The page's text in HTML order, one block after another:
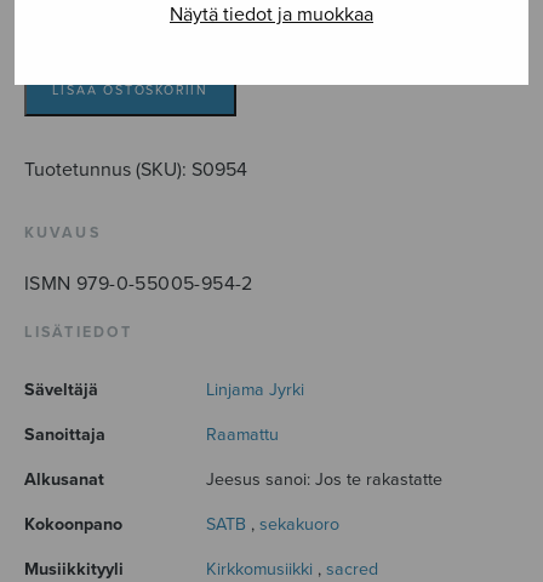
Näytä tiedot ja muokkaa
määräLISÄÄ OSTOSKORIIN
Tuotetunnus (SKU): S0954
KUVAUS
ISMN 979-0-55005-954-2
LISÄTIEDOT
Säveltäjä Linjama Jyrki
Sanoittaja Raamattu
Alkusanat Jeesus sanoi: Jos te rakastatte
Kokoonpano SATB , sekakuoro
Musiikkityyli Kirkkomusiikki , sacred